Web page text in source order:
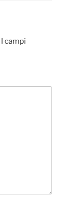
I campi